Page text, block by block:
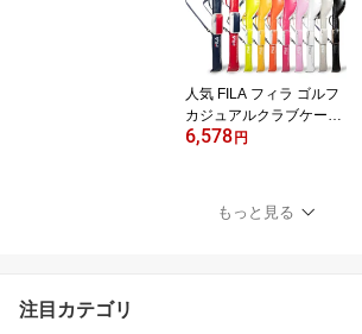
人気 FILA フィラ ゴルフ
カジュアルクラブケース
大型ポケット付き 2重生
ッグ セルフバッグ ラウ
ンド【add-option】
6,578 円
もっと見る
注目カテゴリ